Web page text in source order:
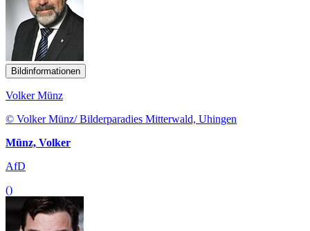
Bildinformationen
Volker Münz
© Volker Münz/ Bilderparadies Mitterwald, Uhingen
Münz, Volker
AfD
()